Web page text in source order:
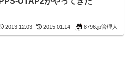
2013.12.03 2015.01.14 8796.jp管理人